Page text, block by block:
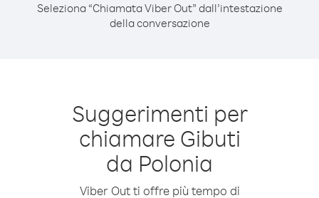
Seleziona “Chiamata Viber Out” dall’intestazione
della conversazione
Suggerimenti per
chiamare Gibuti
da Polonia
Viber Out ti offre più tempo di